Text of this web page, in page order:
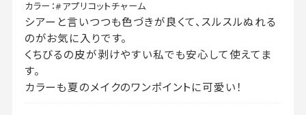
カラー：#アプリコットチャーム
シアーと言いつつも色づきが良くて、スルスルぬれる
のがお気に入りです。
くちびるの皮が剥けやすい私でも安心して使えてま
す。
カラーも夏のメイクのワンポイントに可愛い！